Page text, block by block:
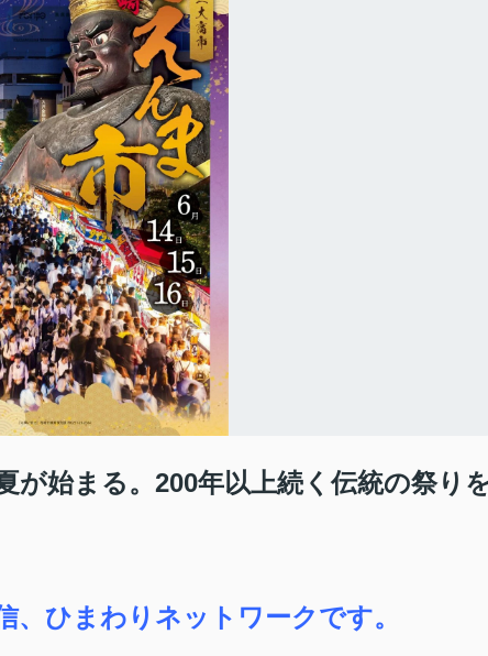
が始まる。200年以上続く伝統の祭り
、ひまわりネットワークです。